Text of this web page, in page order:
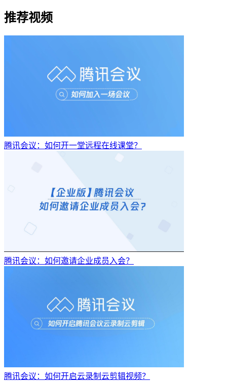
推荐视频
腾讯会议：如何开一堂远程在线课堂？
腾讯会议：如何邀请企业成员入会？
腾讯会议：如何开启云录制云剪辑视频？